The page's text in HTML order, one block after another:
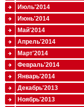
Июль'2014
Июнь'2014
Май'2014
Апрель'2014
Март'2014
Февраль'2014
Январь'2014
Декабрь'2013
Ноябрь'2013